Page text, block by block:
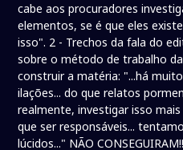
cabe aos procuradores
elementos, se é que eles
isso". 2 - Trechos da fala do
sobre o método de trabalho
construir a matéria: "...há
ilações... do que relatos
realmente, investigar isso
que ser responsáveis...
lúcidos..." NÃO